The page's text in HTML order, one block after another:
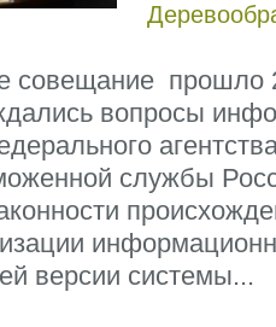
совещание прошло
вопросы
службы
версии системы...